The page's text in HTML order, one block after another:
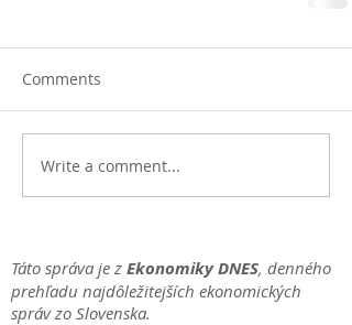
Comments
Write a comment...
Táto správa je z Ekonomiky DNES, denného
prehľadu najdôležitejších ekonomických
správ zo Slovenska.